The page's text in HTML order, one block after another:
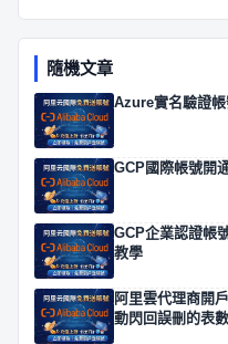
隨機文章
Azure實名驗證
GCP國際帳號開
GCP企業認證帳
教學
阿里雲代理商開
動閃回誤刪的表